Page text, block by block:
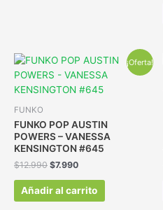
¡Oferta!
FUNKO
FUNKO POP AUSTIN
POWERS – VANESSA
KENSINGTON #645
$12.990 $7.990
Añadir al carrito